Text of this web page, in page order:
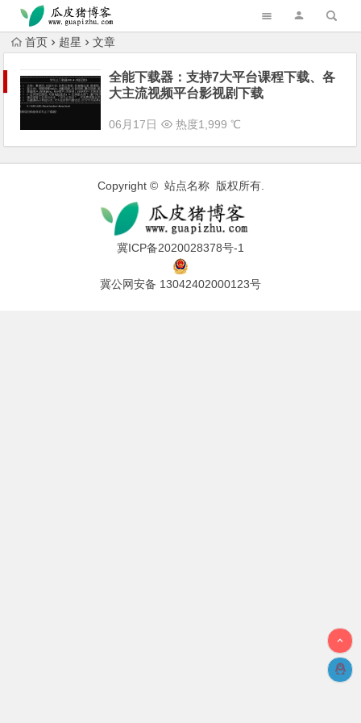
跳转到主内容
首页 超星 文章
全能下载器：支持7大平台课程下载、各
大主流视频平台影视剧下载
06月17日 热度1,999 ℃
Copyright © 站点名称 版权所有.
冀ICP备2020028378号-1
冀公网安备 13042402000123号